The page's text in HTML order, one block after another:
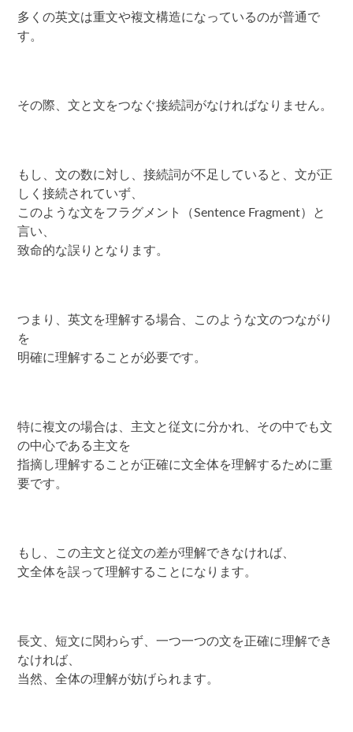
多くの英文は重文や複文構造になっているのが普通で
す。
その際、文と文をつなぐ接続詞がなければなりません。
もし、文の数に対し、接続詞が不足していると、文が正
しく接続されていず、
このような文をフラグメント（Sentence Fragment）と
言い、
致命的な誤りとなります。
つまり、英文を理解する場合、このような文のつながり
を
明確に理解することが必要です。
特に複文の場合は、主文と従文に分かれ、その中でも文
の中心である主文を
指摘し理解することが正確に文全体を理解するために重
要です。
もし、この主文と従文の差が理解できなければ、
文全体を誤って理解することになります。
長文、短文に関わらず、一つ一つの文を正確に理解でき
なければ、
当然、全体の理解が妨げられます。